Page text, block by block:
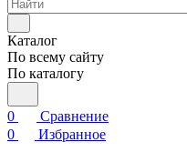
Каталог
По всему сайту
По каталогу
0
Сравнение
0
Избранное